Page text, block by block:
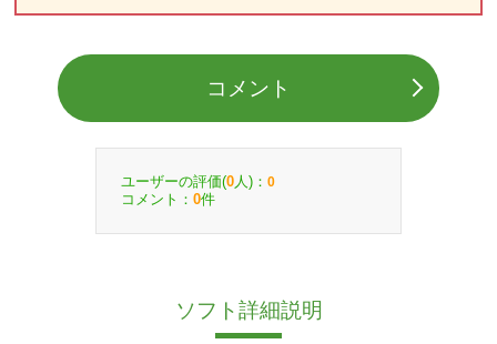
コメント
ユーザーの評価(0 人)： 0
コメント： 0件
ソフト詳細説明